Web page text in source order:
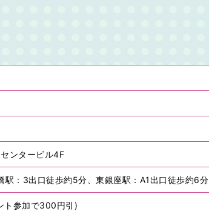
ンタービル4F
：3出口徒歩約5分、東銀座駅：A1出口徒歩約6分
参加で300円引)